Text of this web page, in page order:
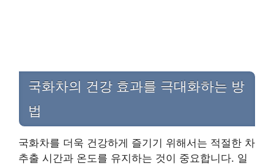
국화차의 건강 효과를 극대화하는 방
법
국화차를 더욱 건강하게 즐기기 위해서는 적절한 차
추출 시간과 온도를 유지하는 것이 중요합니다. 일